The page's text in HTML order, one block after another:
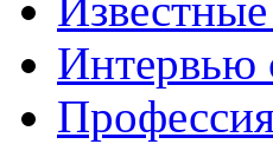
Интервью